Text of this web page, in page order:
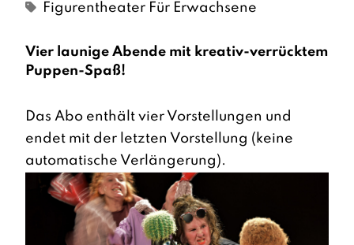
Figurentheater Für Erwachsene
Vier launige Abende mit kreativ-verrücktem
Puppen-Spaß!
Das Abo enthält vier Vorstellungen und
endet mit der letzten Vorstellung (keine
automatische Verlängerung).